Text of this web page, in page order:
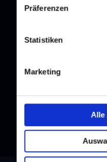
Präferenzen
Statistiken
Marketing
Alle